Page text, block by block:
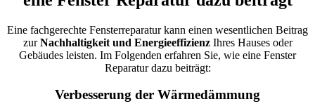
Eine fachgerechte Fensterreparatur kann einen wesentlichen Beitrag
zurNachhaltigkeit und EnergieeffizienzIhres Hauses oder
Gebäudes leisten. Im Folgenden erfahren Sie, wie eine Fenster
Reparatur dazu beiträgt:
Verbesserung der Wärmedämmung